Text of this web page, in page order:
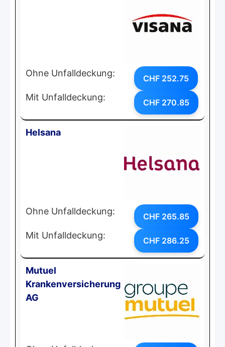
Ohne Unfalldeckung: CHF 252.75
Mit Unfalldeckung: CHF 270.85
Helsana
Ohne Unfalldeckung: CHF 265.85
Mit Unfalldeckung: CHF 286.25
Mutuel
Krankenversicherung
AG